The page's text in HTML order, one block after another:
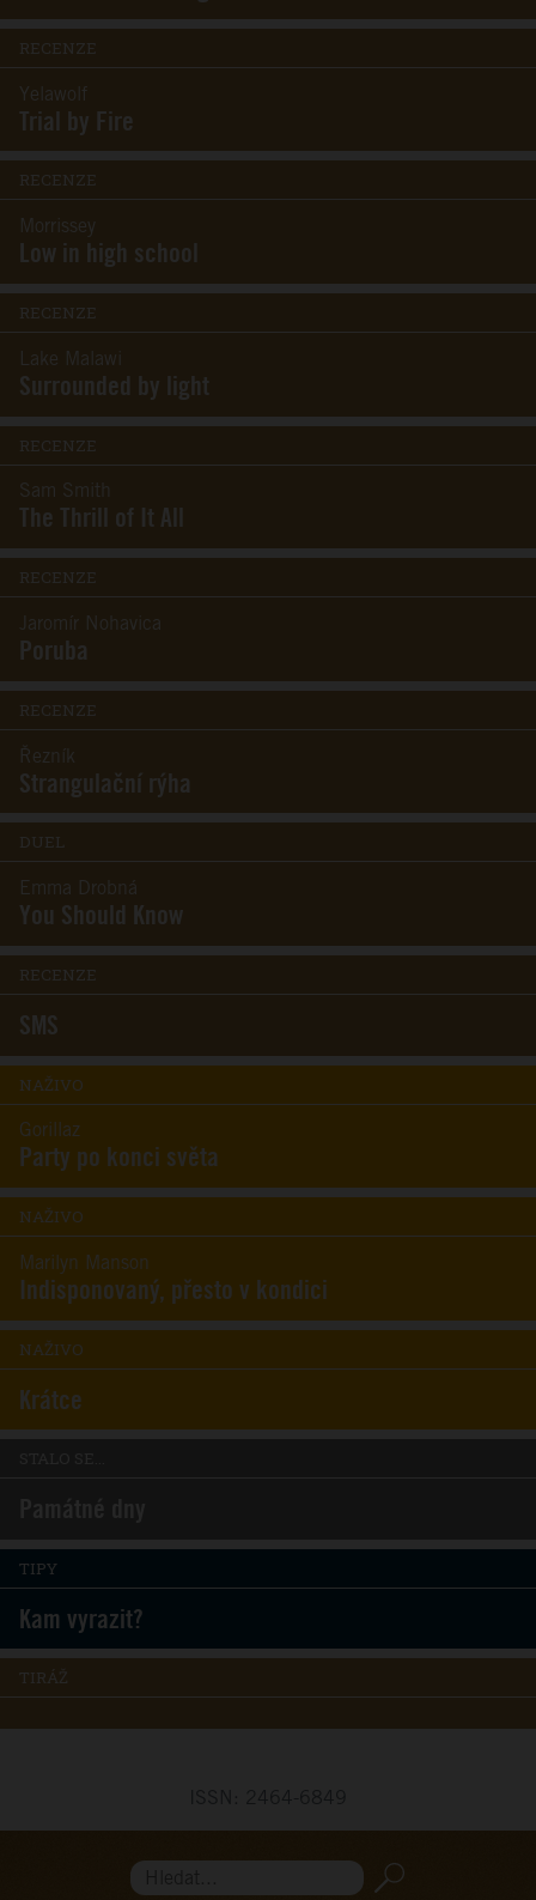
RECENZE
Yelawolf
Trial by Fire
RECENZE
Morrissey
Low in high school
RECENZE
Lake Malawi
Surrounded by light
RECENZE
Sam Smith
The Thrill of It All
RECENZE
Jaromír Nohavica
Poruba
RECENZE
Řezník
Strangulační rýha
DUEL
Emma Drobná
You Should Know
RECENZE
SMS
NAŽIVO
Gorillaz
Party po konci světa
NAŽIVO
Marilyn Manson
Indisponovaný, přesto v kondici
NAŽIVO
Krátce
TIPY
Kam vyrazit?
TIRÁŽ
Hledat...